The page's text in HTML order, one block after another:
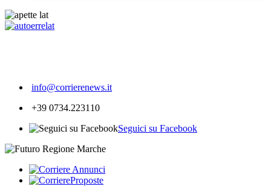
info@corrierenews.it
+39 0734.223110
Seguici su Facebook